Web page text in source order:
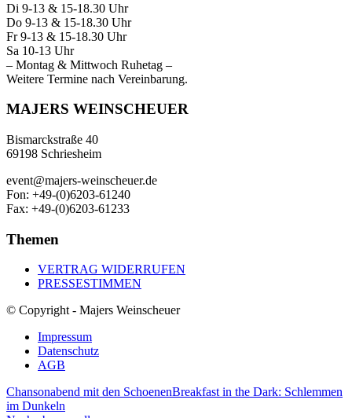
Di 9-13 & 15-18.30 Uhr
Do 9-13 & 15-18.30 Uhr
Fr 9-13 & 15-18.30 Uhr
Sa 10-13 Uhr
– Montag & Mittwoch Ruhetag –
Weitere Termine nach Vereinbarung.
MAJERS WEINSCHEUER
Bismarckstraße 40
69198 Schriesheim
event@majers-weinscheuer.de
Fon: +49-(0)6203-61240
Fax: +49-(0)6203-61233
Themen
VERTRAG WIDERRUFEN
PRESSESTIMMEN
© Copyright - Majers Weinscheuer
Impressum
Datenschutz
AGB
Chansonabend mit den SchoenenBreakfast in the Dark: Schlemmen
im Dunkeln